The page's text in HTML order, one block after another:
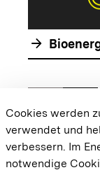
arrow_forward
Zur chevron_rightZur
{{/
Cookies werden
verwendet und
verbessern. Im
notwendige